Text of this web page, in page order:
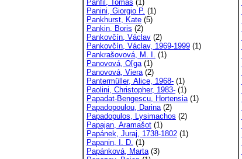
Panfil, Tomáš (1)
Panini, Giorgio P. (1)
Pankhurst, Kate (5)
Pankin, Boris (2)
Pankovčín, Václav (2)
Pankovčín, Václav, 1969-1999 (1)
Pankrašovová, M. I. (1)
Panovová, Oľga(1)
Panovová, Viera(2)
Pantermüller, Alice, 1968- (1)
Paolini, Christopher, 1983- (1)
Papadat-Bengescu, Hortensia(1)
Papadopoulou, Darina(2)
Papadopulos, Lysimachos (2)
Papajan, Aramašot (1)
Papánek, Juraj, 1738-1802 (1)
Papanin, I. D. (1)
Papánková, Marta(3)